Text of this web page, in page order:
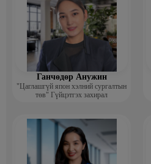
Ганчөдөр Анужин
"Цаглашгүй япон хэлний сургалтын
төв" Гүйцэтгэх захирал